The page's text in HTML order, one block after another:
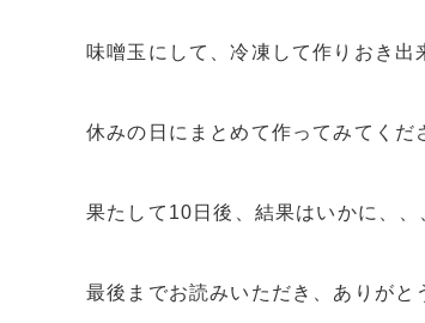
味噌玉にして、冷凍して作りおき出
休みの日にまとめて作ってみてくだ
果たして10日後、結果はいかに、、
最後までお読みいただき、ありがと